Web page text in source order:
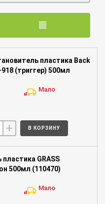
пластика Back
918 (триггер) 500мл
Мало
+ В КОРЗИНУ
GRASS
500мл (110470)
Мало